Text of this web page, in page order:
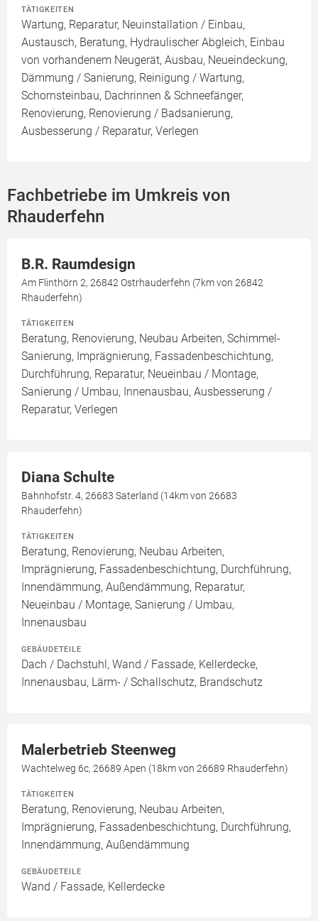
TÄTIGKEITEN
Wartung, Reparatur, Neuinstallation / Einbau,
Austausch, Beratung, Hydraulischer Abgleich, Einbau
von vorhandenem Neugerät, Ausbau, Neueindeckung,
Dämmung / Sanierung, Reinigung / Wartung,
Schornsteinbau, Dachrinnen & Schneefänger,
Renovierung, Renovierung / Badsanierung,
Ausbesserung / Reparatur, Verlegen
Fachbetriebe im Umkreis von
Rhauderfehn
B.R. Raumdesign
Am Flinthörn 2, 26842 Ostrhauderfehn (7km von 26842
Rhauderfehn)
TÄTIGKEITEN
Beratung, Renovierung, Neubau Arbeiten, Schimmel-
Sanierung, Imprägnierung, Fassadenbeschichtung,
Durchführung, Reparatur, Neueinbau / Montage,
Sanierung / Umbau, Innenausbau, Ausbesserung /
Reparatur, Verlegen
Diana Schulte
Bahnhofstr. 4, 26683 Saterland (14km von 26683
Rhauderfehn)
TÄTIGKEITEN
Beratung, Renovierung, Neubau Arbeiten,
Imprägnierung, Fassadenbeschichtung, Durchführung,
Innendämmung, Außendämmung, Reparatur,
Neueinbau / Montage, Sanierung / Umbau,
Innenausbau
GEBÄUDETEILE
Dach / Dachstuhl, Wand / Fassade, Kellerdecke,
Innenausbau, Lärm- / Schallschutz, Brandschutz
Malerbetrieb Steenweg
Wachtelweg 6c, 26689 Apen (18km von 26689 Rhauderfehn)
TÄTIGKEITEN
Beratung, Renovierung, Neubau Arbeiten,
Imprägnierung, Fassadenbeschichtung, Durchführung,
Innendämmung, Außendämmung
GEBÄUDETEILE
Wand / Fassade, Kellerdecke